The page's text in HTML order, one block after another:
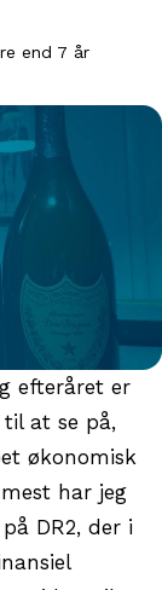
end 7 år
efteråret er
at se på,
økonomisk
har jeg
DR2, der i